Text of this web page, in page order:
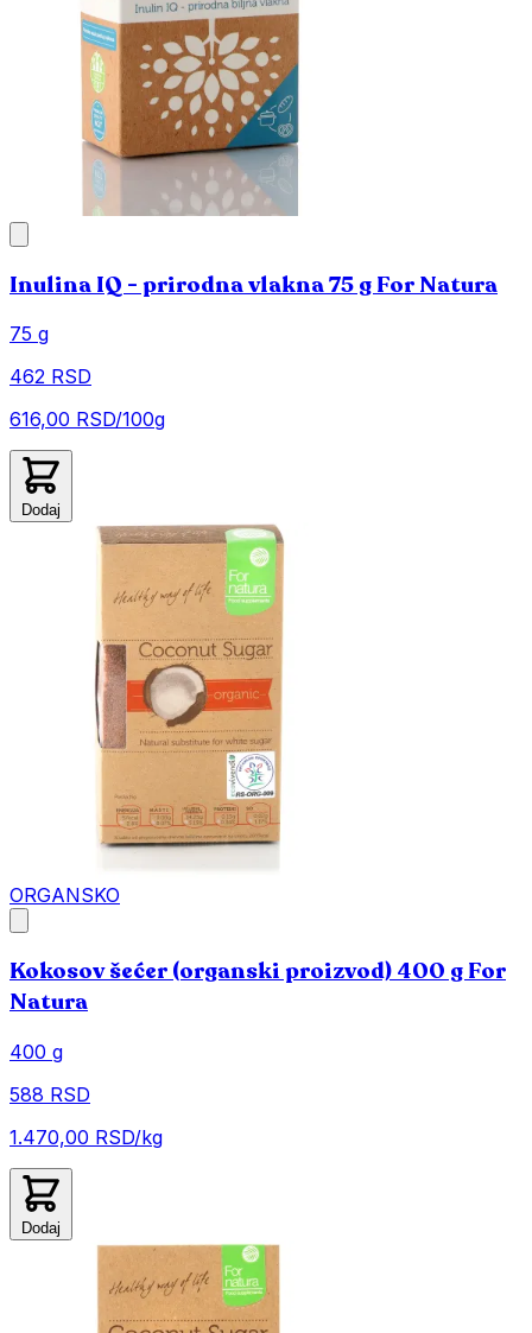
Inulina IQ - prirodna vlakna 75 g For Natura
75 g
462 RSD
616,00 RSD/100g
Dodaj
ORGANSKO
Kokosov šećer (organski proizvod) 400 g For
Natura
400 g
588 RSD
1.470,00 RSD/kg
Dodaj